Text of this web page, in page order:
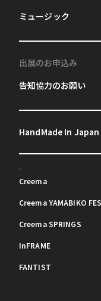
ミュージック
出展のお申込み
告知協力のお願い
HandMade In Japan
Creema
Creema YAMABIKO FES
Creema SPRINGS
InFRAME
FANTIST